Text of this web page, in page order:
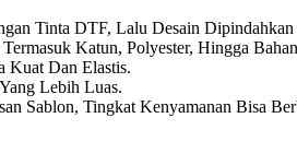
Tinta DTF, Lalu Desain
Katun, Polyester, Hingga
Kuat Dan Elastis.
Lebih Luas.
Sablon, Tingkat Kenyamanan Bisa